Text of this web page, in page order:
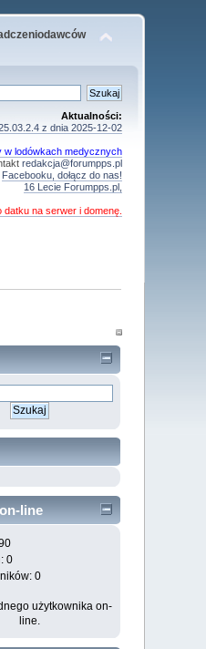
Aktualności:
z dnia 2025-12-02
w lodówkach medycznych
redakcja@forumpps.pl
Facebooku, dołącz do nas!
16 Lecie Forumpps.pl,
na serwer i domenę.
line
0
0
użytkownika on-
line.